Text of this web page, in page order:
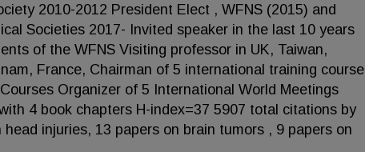
2010-2012 President Elect , WFNS (2015) and
Societies 2017- Invited speaker in the last 10 years
of the WFNS Visiting professor in UK, Taiwan,
France, Chairman of 5 international training course
Organizer of 5 International World Meetings
4 book chapters H-index=37 5907 total citations by
injuries, 13 papers on brain tumors , 9 papers on